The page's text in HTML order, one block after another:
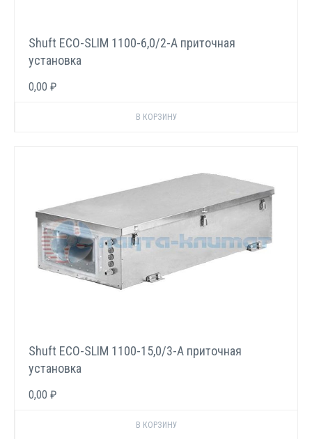
Shuft ECO-SLIM 1100-6,0/2-А приточная
установка
0,00 ₽
Shuft ECO-SLIM 1100-15,0/3-А приточная
установка
0,00 ₽